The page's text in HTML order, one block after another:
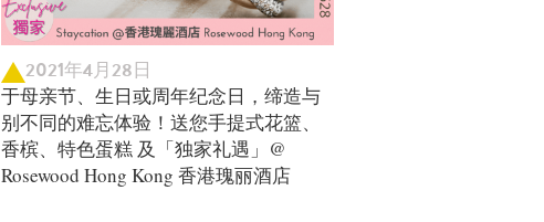
2021年4月28日
于母亲节、生日或周年纪念日，缔造与
别不同的难忘体验！送您手提式花篮、
香槟、特色蛋糕 及「独家礼遇」@
Rosewood Hong Kong 香港瑰丽酒店